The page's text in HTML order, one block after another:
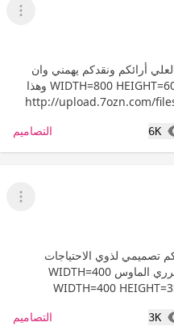
عرض
أرائكم ونقدكم يهمني وان
شاء الله تعجبكم الأنشودة والتصميم WIDTH=800 HEIGHT=600 وهذا
6K التصاميم
عرض
تصميمي لذوي الاحتياجات
الخاصه اتمنى يعجبكم وانتظر ارائكم مرري الماوس WIDTH=400
3K التصاميم